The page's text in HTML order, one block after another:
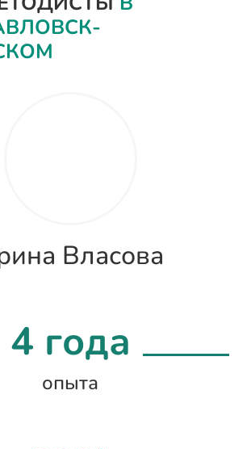
Власова
4 года
опыта